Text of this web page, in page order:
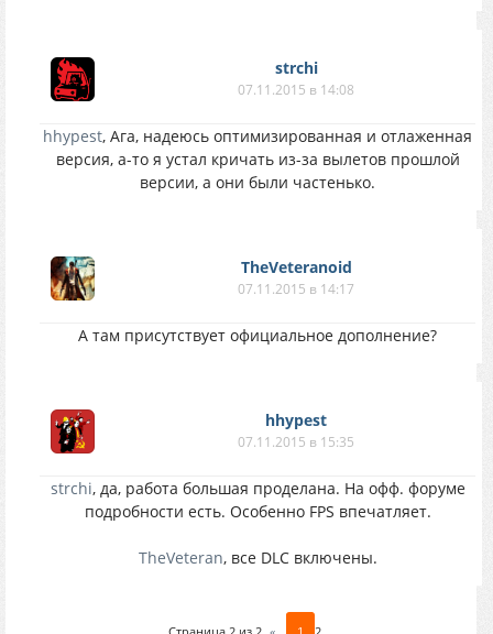
strchi
07.11.2015 в 14:08
hhypest, Ага, надеюсь оптимизированная и отлаженная
версия, а-то я устал кричать из-за вылетов прошлой
версии, а они были частенько.
TheVeteranoid
07.11.2015 в 14:17
А там присутствует официальное дополнение?
hhypest
07.11.2015 в 15:35
strchi, да, работа большая проделана. На офф. форуме
подробности есть. Особенно FPS впечатляет.
TheVeteran, все DLC включены.